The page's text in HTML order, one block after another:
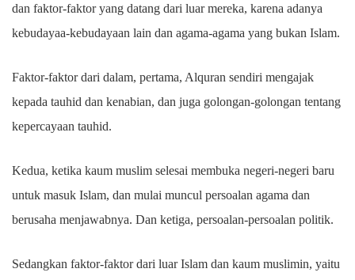
dan faktor-faktor yang datang dari luar mereka, karena adanya
kebudayaa-kebudayaan lain dan agama-agama yang bukan Islam.
Faktor-faktor dari dalam, pertama, Alquran sendiri mengajak
kepada tauhid dan kenabian, dan juga golongan-golongan tentang
kepercayaan tauhid.
Kedua, ketika kaum muslim selesai membuka negeri-negeri baru
untuk masuk Islam, dan mulai muncul persoalan agama dan
berusaha menjawabnya. Dan ketiga, persoalan-persoalan politik.
Sedangkan faktor-faktor dari luar Islam dan kaum muslimin, yaitu